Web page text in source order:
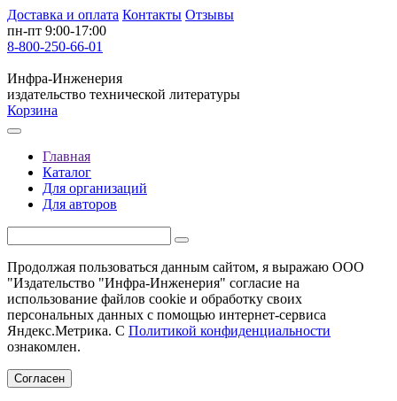
Доставка и оплата Контакты Отзывы
пн-пт 9:00-17:00
8-800-250-66-01
Инфра-Инженерия
издательство технической литературы
Корзина
Главная
Каталог
Для организаций
Для авторов
Продолжая пользоваться данным сайтом, я выражаю ООО
"Издательство "Инфра-Инженерия" согласие на
использование файлов cookie и обработку своих
персональных данных с помощью интернет-сервиса
Яндекс.Метрика. С Политикой конфиденциальности
ознакомлен.
Согласен